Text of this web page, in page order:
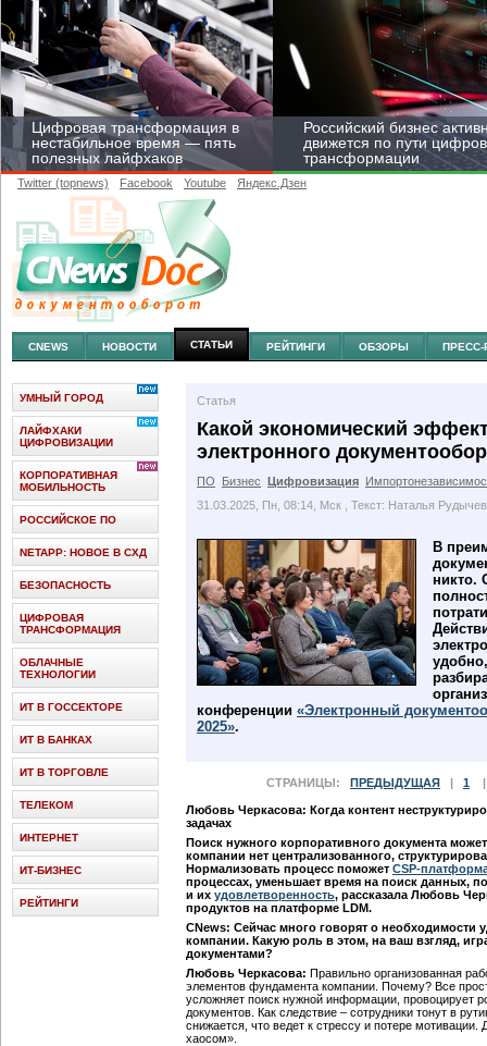
Цифровая трансформация в
нестабильное время — пять
полезных лайфхаков
Российский бизнес
движется по пути
трансформации
Средний бизнес начал
цифровизироваться со
скоростью крупных
корпораций
Twitter (topnews) Facebook Youtube Яндекс.Дзен
CNEWS НОВОСТИ СТАТЬИ РЕЙТИНГИ ОБЗОРЫ
Статья
Какой экономический
электронного
ПО Бизнес Цифровизация
31.03.2025, Пн, 08:14, Мск , Текст: Наталья
В
никто.
конференции «Электронный
2025».
СТРАНИЦЫ: ПРЕДЫДУЩАЯ | 1
Любовь Черкасова: Когда контент
задачах
Поиск нужного корпоративного документа
компании нет централизованного,
Нормализовать процесс поможет CSP-
процессах, уменьшает время на поиск данных,
и их удовлетворенность, рассказала Любовь
продуктов на платформе LDM.
CNews: Сейчас много говорят о необходимости
компании. Какую роль в этом, на ваш взгляд,
документами?
Любовь Черкасова: Правильно организованная
элементов фундамента компании. Почему? Все
усложняет поиск нужной информации, провоцирует
документов. Как следствие – сотрудники тонут в
снижается, что ведет к стрессу и потере
хаосом».
УМНЫЙ ГОРОД
ЛАЙФХАКИ
ЦИФРОВИЗАЦИИ
КОРПОРАТИВНАЯ
МОБИЛЬНОСТЬ
РОССИЙСКОЕ ПО
NETAPP: НОВОЕ В СХД
БЕЗОПАСНОСТЬ
ЦИФРОВАЯ
ТРАНСФОРМАЦИЯ
ОБЛАЧНЫЕ
ТЕХНОЛОГИИ
ИТ В ГОССЕКТОРЕ
ИТ В БАНКАХ
ИТ В ТОРГОВЛЕ
ТЕЛЕКОМ
ИНТЕРНЕТ
ИТ-БИЗНЕС
РЕЙТИНГИ